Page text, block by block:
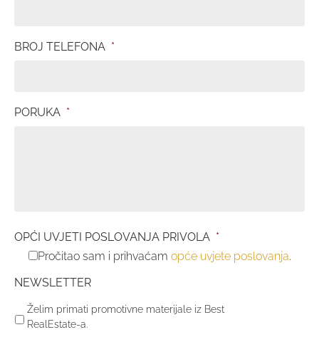
BROJ TELEFONA *
PORUKA *
OPĆI UVJETI POSLOVANJA PRIVOLA *
Pročitao sam i prihvaćam opće uvjete poslovanja.
NEWSLETTER
Želim primati promotivne materijale iz Best
RealEstate-a.